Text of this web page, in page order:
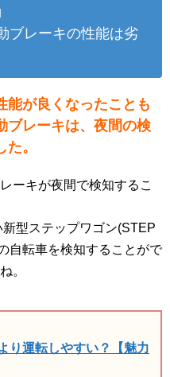
ブレーキの性能は劣
能が良くなったことも
ブレーキは、夜間の検
。
ーキが夜間で検知するこ
型ステップワゴン(STEP
自転車を検知することがで
。
り運転しやすい？【魅力